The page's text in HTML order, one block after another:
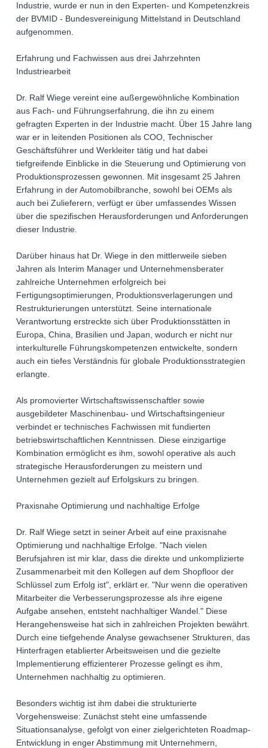
Industrie, wurde er nun in den Experten- und Kompetenzkreis
der BVMID - Bundesvereinigung Mittelstand in Deutschland
aufgenommen.
Erfahrung und Fachwissen aus drei Jahrzehnten
Industriearbeit
Dr. Ralf Wiege vereint eine außergewöhnliche Kombination
aus Fach- und Führungserfahrung, die ihn zu einem
gefragten Experten in der Industrie macht. Über 15 Jahre lang
war er in leitenden Positionen als COO, Technischer
Geschäftsführer und Werkleiter tätig und hat dabei
tiefgreifende Einblicke in die Steuerung und Optimierung von
Produktionsprozessen gewonnen. Mit insgesamt 25 Jahren
Erfahrung in der Automobilbranche, sowohl bei OEMs als
auch bei Zulieferern, verfügt er über umfassendes Wissen
über die spezifischen Herausforderungen und Anforderungen
dieser Industrie.
Darüber hinaus hat Dr. Wiege in den mittlerweile sieben
Jahren als Interim Manager und Unternehmensberater
zahlreiche Unternehmen erfolgreich bei
Fertigungsoptimierungen, Produktionsverlagerungen und
Restrukturierungen unterstützt. Seine internationale
Verantwortung erstreckte sich über Produktionsstätten in
Europa, China, Brasilien und Japan, wodurch er nicht nur
interkulturelle Führungskompetenzen entwickelte, sondern
auch ein tiefes Verständnis für globale Produktionsstrategien
erlangte.
Als promovierter Wirtschaftswissenschaftler sowie
ausgebildeter Maschinenbau- und Wirtschaftsingenieur
verbindet er technisches Fachwissen mit fundierten
betriebswirtschaftlichen Kenntnissen. Diese einzigartige
Kombination ermöglicht es ihm, sowohl operative als auch
strategische Herausforderungen zu meistern und
Unternehmen gezielt auf Erfolgskurs zu bringen.
Praxisnahe Optimierung und nachhaltige Erfolge
Dr. Ralf Wiege setzt in seiner Arbeit auf eine praxisnahe
Optimierung und nachhaltige Erfolge. "Nach vielen
Berufsjahren ist mir klar, dass die direkte und unkomplizierte
Zusammenarbeit mit den Kollegen auf dem Shopfloor der
Schlüssel zum Erfolg ist", erklärt er. "Nur wenn die operativen
Mitarbeiter die Verbesserungsprozesse als ihre eigene
Aufgabe ansehen, entsteht nachhaltiger Wandel." Diese
Herangehensweise hat sich in zahlreichen Projekten bewährt.
Durch eine tiefgehende Analyse gewachsener Strukturen, das
Hinterfragen etablierter Arbeitsweisen und die gezielte
Implementierung effizienterer Prozesse gelingt es ihm,
Unternehmen nachhaltig zu optimieren.
Besonders wichtig ist ihm dabei die strukturierte
Vorgehensweise: Zunächst steht eine umfassende
Situationsanalyse, gefolgt von einer zielgerichteten Roadmap-
Entwicklung in enger Abstimmung mit Unternehmern,